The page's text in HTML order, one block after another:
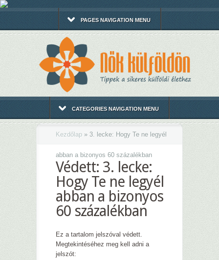
PAGES NAVIGATION MENU
CATEGORIES NAVIGATION MENU
Kezdőlap » 3. lecke: Hogy Te ne legyél
abban a bizonyos 60 százalékban
Védett: 3. lecke:
Hogy Te ne legyél
abban a bizonyos
60 százalékban
Ez a tartalom jelszóval védett.
Megtekintéséhez meg kell adni a
jelszót: